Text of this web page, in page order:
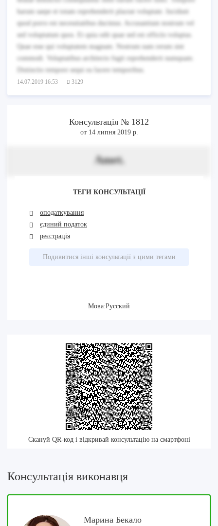
harum saepe et totam reprehenderit placeat voluptate. Incidunt
quod porro est necessitatibus ducimus. Accusantium nostrum vel
sed voluptatum quos. Et quia odit quae sed est officiis voluptas.
Quae esse qui voluptatem magnam. Nostrum nam rerum sint
commodi. Voluptatibus architecto fugit reprehenderit numquam.
Distinctio tempore sequi ea facere temporibus.
14.07.2019 16:53 3129
Консультація № 1812
от 14 липня 2019 р.
Amet.
ТЕГИ КОНСУЛЬТАЦІЇ
оподаткування
єдиний податок
реєстрація
Подивитися інші консультації з цими тегами
Мова:Русский
Скануй QR-код і відкривай консультацію на смартфоні
Консультація виконавця
Марина Бекало